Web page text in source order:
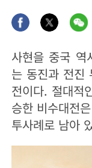
사현을 중국 역
는 동진과 전진
전이다. 절대적
승한 비수대전
투사례로 남아